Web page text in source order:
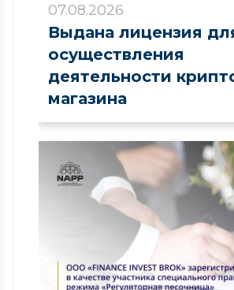
07.08.2026
Выдана лицензия
осуществления
деятельности
магазина